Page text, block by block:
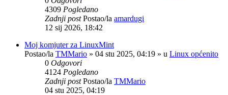
4309 Pogledano
Zadnji postPostao/la amardugi
12 sij 2026, 18:42
Moj komjuter za LinuxMint
Postao/la TMMario » 04 stu 2025, 04:19 » u Linux općenito
0 Odgovori
4124 Pogledano
Zadnji postPostao/la TMMario
04 stu 2025, 04:19